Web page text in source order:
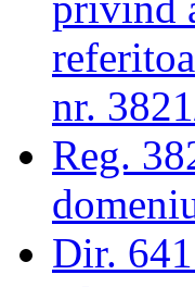
nr.
Reg.
Dir.